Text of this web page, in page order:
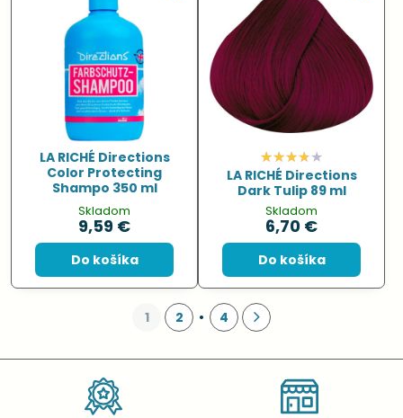
LA RICHÉ Directions
Color Protecting
Shampo 350 ml
Skladom
9,59 €
Do košíka
LA RICHÉ Directions
Dark Tulip 89 ml
Skladom
6,70 €
Do košíka
1 2 4